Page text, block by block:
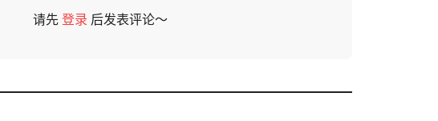
请先登录 后发表评论～